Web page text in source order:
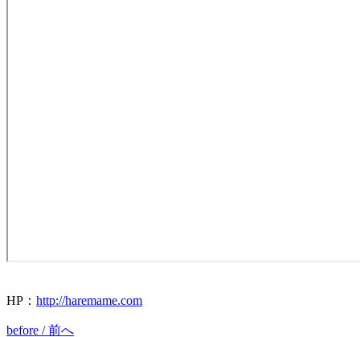
HP ： http://haremame.com
before / 前へ